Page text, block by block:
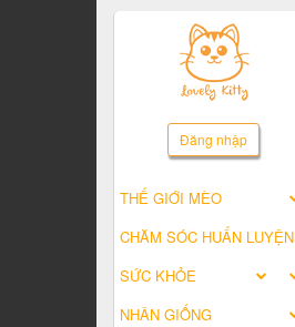
Đăng nhập
THẾ GIỚI MÈO
CHĂM SÓC HUẤN LUYỆN
SỨC KHỎE
NHÂN GIỐNG